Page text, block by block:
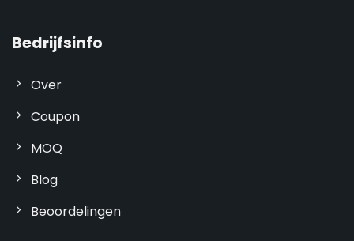
Bedrijfsinfo
Over
Coupon
MOQ
Blog
Beoordelingen